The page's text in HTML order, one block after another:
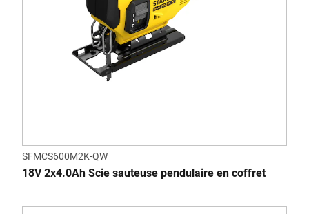
SFMCS600M2K-QW
18V 2x4.0Ah Scie sauteuse pendulaire en coffret